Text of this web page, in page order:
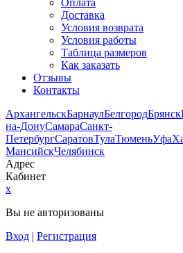
Оплата
Доставка
Условия возврата
Условия работы
Таблица размеров
Как заказать
Отзывы
Контакты
АрхангельскБарнаулБелгородБрянск
на-ДонуСамараСанкт-
ПетербургСаратовТулаТюменьУфа
МансийскЧелябинск
Адрес
Кабинет
x
Вы не авторизованы
Вход | Регистрация